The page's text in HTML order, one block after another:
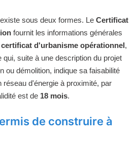
sous deux formes. Le Certificat
fournit les informations générales
certificat d'urbanisme opérationnel,
suite à une description du projet
ou démolition, indique sa faisabilité
d'énergie à proximité, par
est de 18 mois.
de construire à